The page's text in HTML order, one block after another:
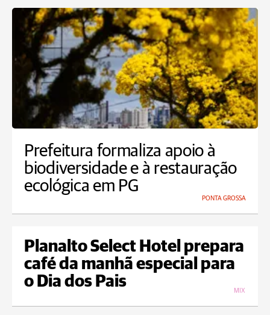
Prefeitura formaliza apoio à
biodiversidade e à restauração
ecológica em PG
PONTA GROSSA
Planalto Select Hotel prepara
café da manhã especial para
o Dia dos Pais
MIX